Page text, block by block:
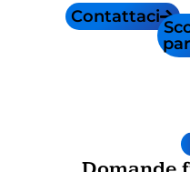
Contattaci